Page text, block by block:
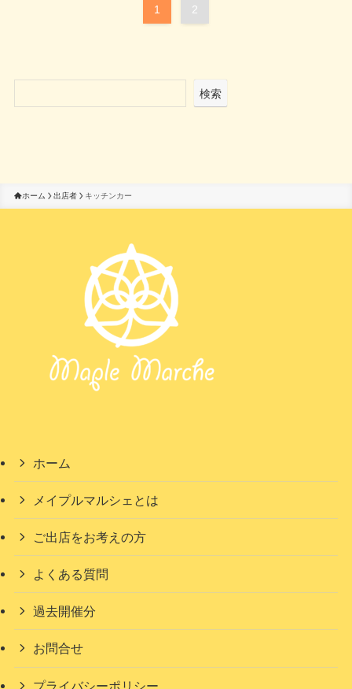
1 2
検索
ホーム 出店者 キッチンカー
ホーム
メイプルマルシェとは
ご出店をお考えの方
よくある質問
過去開催分
お問合せ
プライバシーポリシー